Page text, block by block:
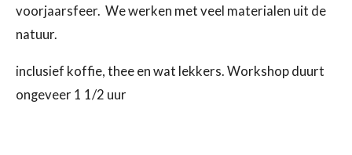
voorjaarsfeer. We werken met veel materialen uit de
natuur.
inclusief koffie, thee en wat lekkers. Workshop duurt
ongeveer 1 1/2 uur